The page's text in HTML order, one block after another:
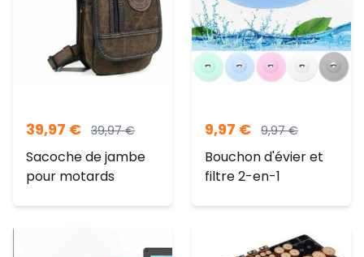
39,97 € 39,97€
Sacoche de jambe
pour motards
9,97 € 9,97€
Bouchon d'évier et
filtre 2-en-1